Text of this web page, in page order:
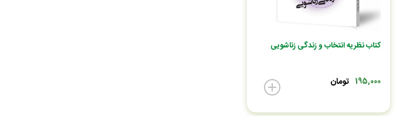
کتاب نظریه انتخاب و زندگی زناشویی
195,000 تومان